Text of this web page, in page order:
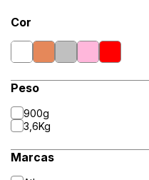
Cor
Peso
900g
3,6Kg
Marcas